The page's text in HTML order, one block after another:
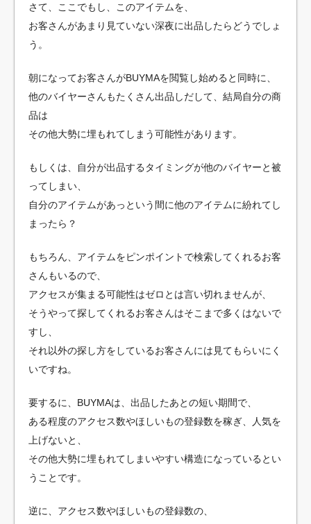
さて、ここでもし、このアイテムを、
お客さんがあまり見ていない深夜に出品したらどうでしょ
う。
朝になってお客さんがBUYMAを閲覧し始めると同時に、
他のバイヤーさんもたくさん出品しだして、結局自分の商
品は
その他大勢に埋もれてしまう可能性があります。
もしくは、自分が出品するタイミングが他のバイヤーと被
ってしまい、
自分のアイテムがあっという間に他のアイテムに紛れてし
まったら？
もちろん、アイテムをピンポイントで検索してくれるお客
さんもいるので、
アクセスが集まる可能性はゼロとは言い切れませんが、
そうやって探してくれるお客さんはそこまで多くはないで
すし、
それ以外の探し方をしているお客さんには見てもらいにく
いですね。
要するに、BUYMAは、出品したあとの短い期間で、
ある程度のアクセス数やほしいもの登録数を稼ぎ、人気を
上げないと、
その他大勢に埋もれてしまいやすい構造になっているとい
うことです。
逆に、アクセス数やほしいもの登録数の、